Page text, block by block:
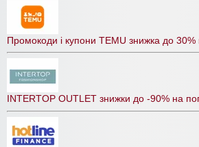
Промокоди і купони TEMU знижка до
INTERTOP OUTLET знижки до -90% на